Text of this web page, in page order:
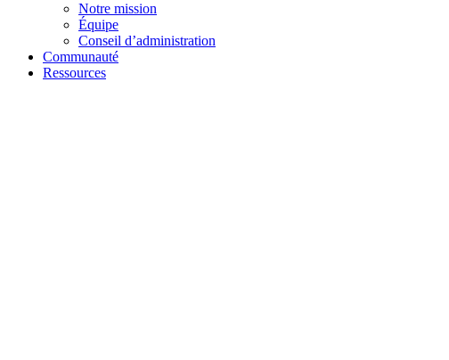
Notre mission
Équipe
Conseil d’administration
Communauté
Ressources